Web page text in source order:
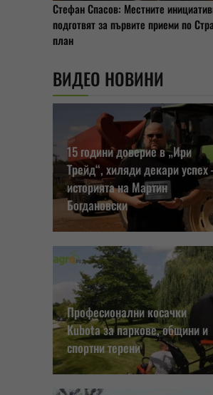
Стефан Спасов: Местните
подготвят за първите приеми по
план
ВИДЕО НОВИНИ
15 години доверие в „Ири
Трейд“, хиляди декари успех
историята на Мартин
Богдановски
Професионални косачки
Kubota за паркове, общини и
спортни терени